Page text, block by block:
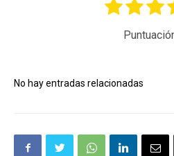
No hay entradas relacionadas